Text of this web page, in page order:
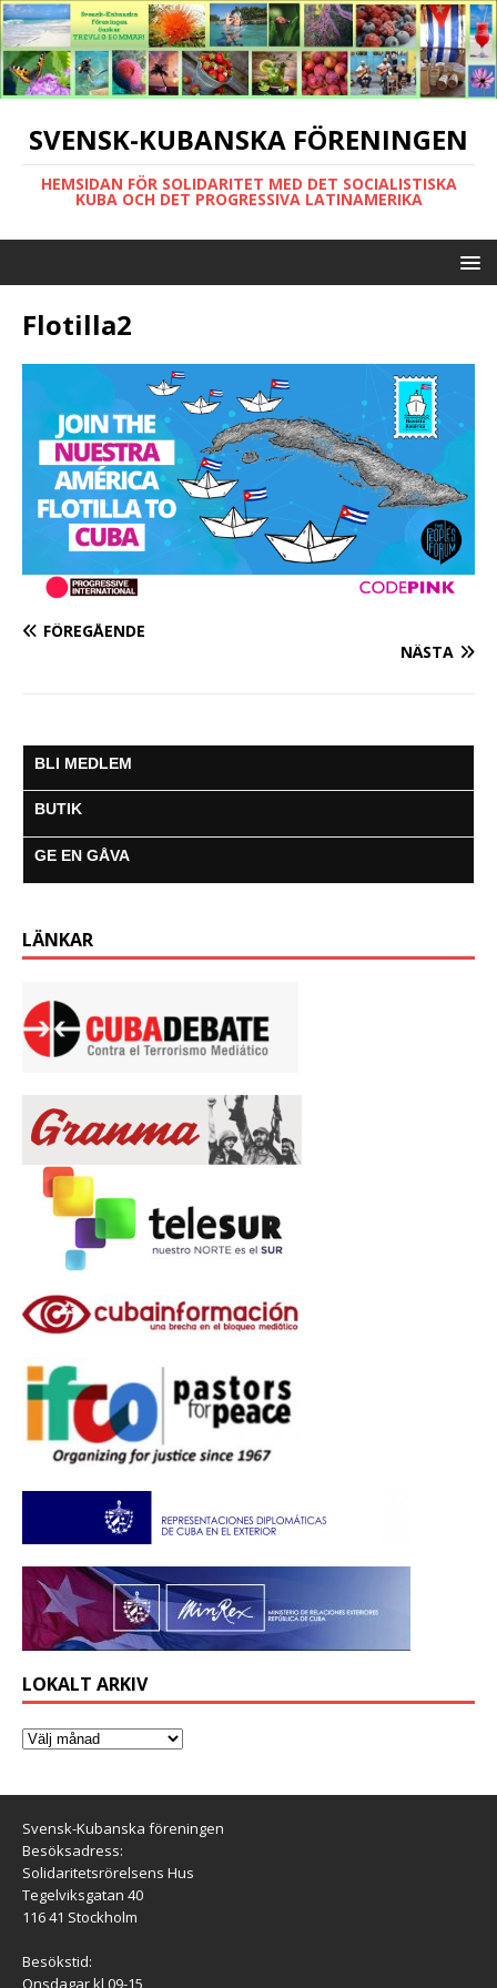
SVENSK-KUBANSKA FÖRENINGEN
HEMSIDAN FÖR SOLIDARITET MED DET SOCIALISTISKA
KUBA OCH DET PROGRESSIVA LATINAMERIKA
Flotilla2
FÖREGÅENDE
NÄSTA
BLI MEDLEM
BUTIK
GE EN GÅVA
LÄNKAR
LOKALT ARKIV
Svensk-Kubanska föreningen
Besöksadress:
Solidaritetsrörelsens Hus
Tegelviksgatan 40
116 41 Stockholm
Besökstid: